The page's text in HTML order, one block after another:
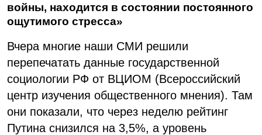
войны, находится в состоянии постоянного
ощутимого стресса»
Вчера многие наши СМИ решили
перепечатать данные государственной
социологии РФ от ВЦИОМ (Всероссийский
центр изучения общественного мнения). Там
они показали, что через неделю рейтинг
Путина снизился на 3,5%, а уровень